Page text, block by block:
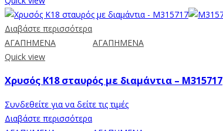
Διαβάστε περισσότερα
ΑΓΑΠΗΜΕΝΑ
ΑΓΑΠΗΜΕΝΑ
Quick view
Χρυσός Κ18 σταυρός με διαμάντια – M315717
Συνδεθείτε για να δείτε τις τιμές
Διαβάστε περισσότερα